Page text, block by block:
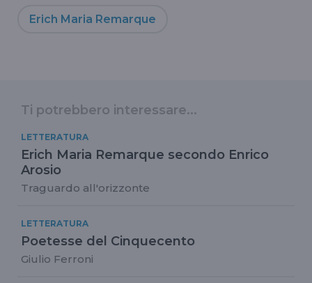
Erich Maria Remarque
Ti potrebbero interessare...
LETTERATURA
Erich Maria Remarque secondo Enrico
Arosio
Traguardo all'orizzonte
LETTERATURA
Poetesse del Cinquecento
Giulio Ferroni